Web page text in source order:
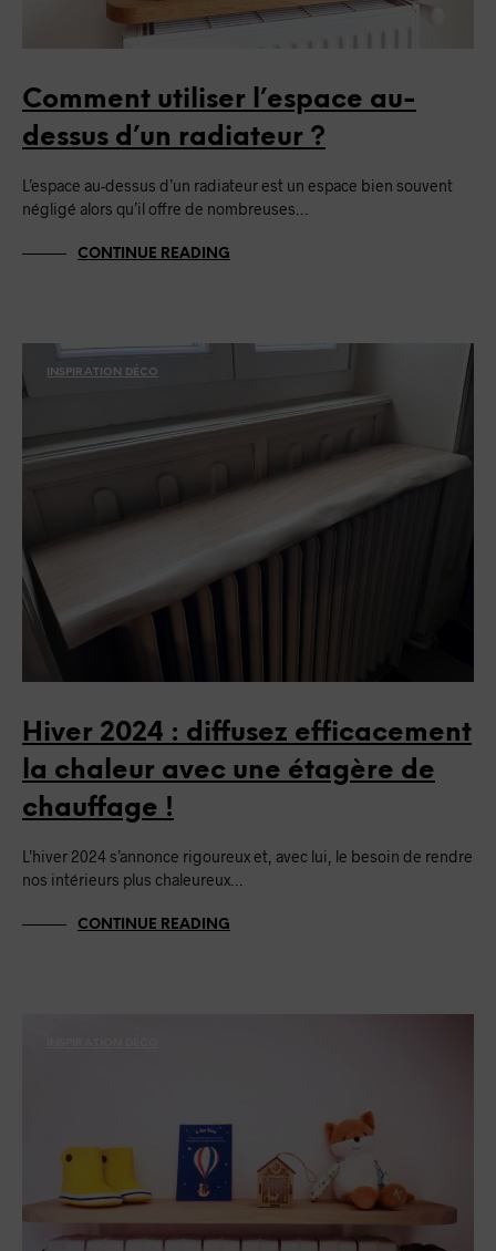
Comment utiliser l’espace au-
dessus d’un radiateur ?
L’espace au-dessus d’un radiateur est un espace bien souvent
négligé alors qu’il offre de nombreuses…
CONTINUE READING
INSPIRATION DÉCO
Hiver 2024 : diffusez efficacement
la chaleur avec une étagère de
chauffage !
L’hiver 2024 s’annonce rigoureux et, avec lui, le besoin de rendre
nos intérieurs plus chaleureux…
CONTINUE READING